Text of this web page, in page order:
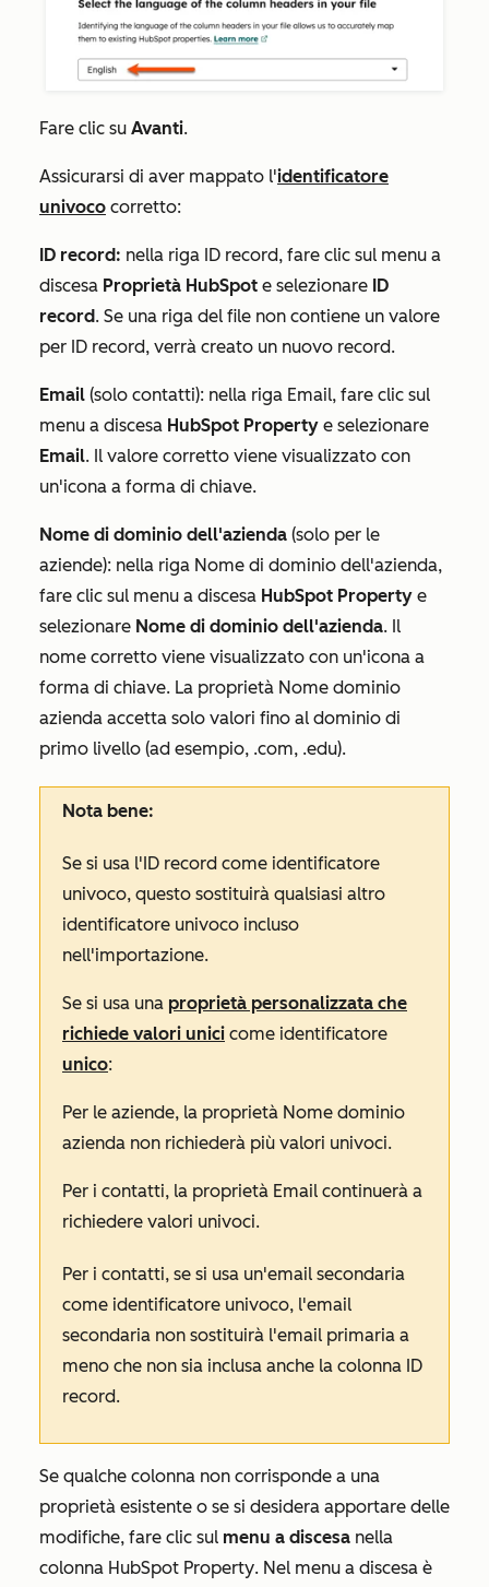
Fare clic su Avanti.
Assicurarsi di aver mappato l'identificatore
univoco corretto:
ID record: nella riga ID record, fare clic sul menu a
discesa Proprietà HubSpot e selezionare ID
record. Se una riga del file non contiene un valore
per ID record, verrà creato un nuovo record.
Email (solo contatti): nella riga Email, fare clic sul
menu a discesa HubSpot Property e selezionare
Email. Il valore corretto viene visualizzato con
un'icona a forma di chiave.
Nome di dominio dell'azienda (solo per le
aziende): nella riga Nome di dominio dell'azienda,
fare clic sul menu a discesa HubSpot Property e
selezionare Nome di dominio dell'azienda. Il
nome corretto viene visualizzato con un'icona a
forma di chiave. La proprietà Nome dominio
azienda accetta solo valori fino al dominio di
primo livello (ad esempio, .com, .edu).
Nota bene:
Se si usa l'ID record come identificatore
univoco, questo sostituirà qualsiasi altro
identificatore univoco incluso
nell'importazione.
Se si usa una proprietà personalizzata che
richiede valori unici come identificatore
unico:
Per le aziende, la proprietà Nome dominio
azienda non richiederà più valori univoci.
Per i contatti, la proprietà Email continuerà a
richiedere valori univoci.
Per i contatti, se si usa un'email secondaria
come identificatore univoco, l'email
secondaria non sostituirà l'email primaria a
meno che non sia inclusa anche la colonna ID
record.
Se qualche colonna non corrisponde a una
proprietà esistente o se si desidera apportare delle
modifiche, fare clic sul menu a discesa nella
colonna HubSpot Property. Nel menu a discesa è